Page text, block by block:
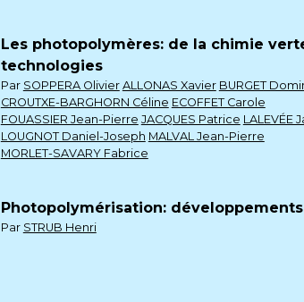
Les photopolymères: de la chimie
technologies
Par SOPPERA Olivier ALLONAS Xavier BURGET
CROUTXE-BARGHORN Céline ECOFFET Carole
FOUASSIER Jean-Pierre JACQUES Patrice LALEVÉE
LOUGNOT Daniel-Joseph MALVAL Jean-Pierre
MORLET-SAVARY Fabrice
Photopolymérisation:
Par STRUB Henri